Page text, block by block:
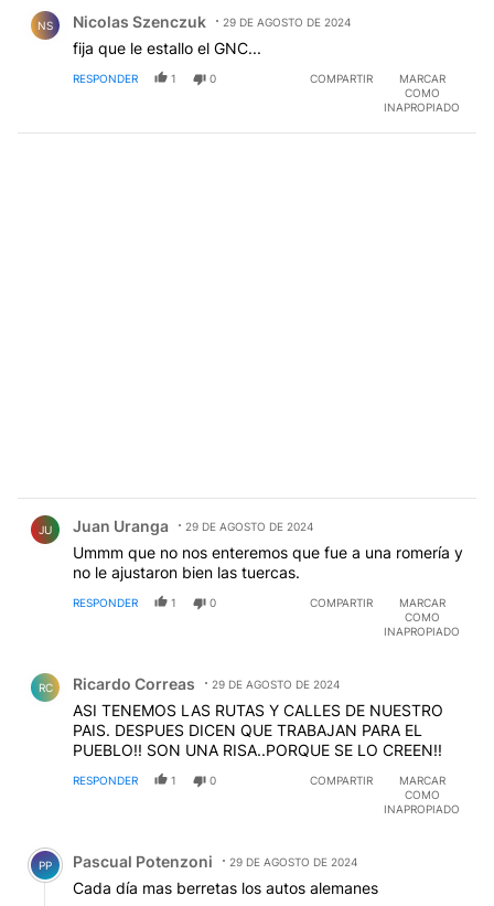
NS Nicolas Szenczuk 29 DE AGOSTO DE 2024
fija que le estallo el GNC...
RESPONDER 1 0 COMPARTIR
MARCAR
COMO
INAPROPIADO
JU Juan Uranga 29 DE AGOSTO DE 2024
Ummm que no nos enteremos que fue a una romería y
no le ajustaron bien las tuercas.
RESPONDER 1 0 COMPARTIR
MARCAR
COMO
INAPROPIADO
RC Ricardo Correas 29 DE AGOSTO DE 2024
ASI TENEMOS LAS RUTAS Y CALLES DE NUESTRO
PAIS. DESPUES DICEN QUE TRABAJAN PARA EL
PUEBLO!! SON UNA RISA..PORQUE SE LO CREEN!!
RESPONDER 1 0 COMPARTIR
MARCAR
COMO
INAPROPIADO
Comentario de Pascual Potenzoni.
PP Pascual Potenzoni 29 DE AGOSTO DE 2024
Cada día mas berretas los autos alemanes